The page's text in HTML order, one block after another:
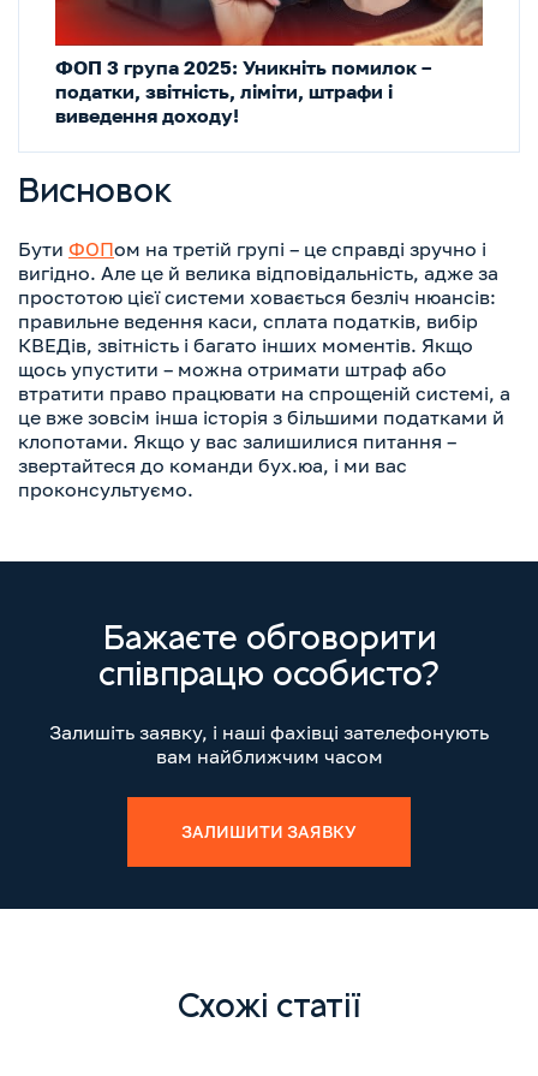
ФОП 3 група 2025: Уникніть помилок –
податки, звітність, ліміти, штрафи і
виведення доходу!
Висновок
Бути ФОПом на третій групі – це справді зручно і
вигідно. Але це й велика відповідальність, адже за
простотою цієї системи ховається безліч нюансів:
правильне ведення каси, сплата податків, вибір
КВЕДів, звітність і багато інших моментів. Якщо
щось упустити – можна отримати штраф або
втратити право працювати на спрощеній системі, а
це вже зовсім інша історія з більшими податками й
клопотами. Якщо у вас залишилися питання –
звертайтеся до команди бух.юа, і ми вас
проконсультуємо.
Бажаєте обговорити
співпрацю особисто?
Залишіть заявку, і наші фахівці зателефонують
вам найближчим часом
ЗАЛИШИТИ ЗАЯВКУ
Схожі статії